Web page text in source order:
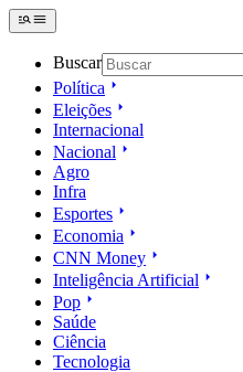
Buscar
Política
Eleições
Internacional
Nacional
Agro
Infra
Esportes
Economia
CNN Money
Inteligência Artificial
Pop
Saúde
Ciência
Tecnologia